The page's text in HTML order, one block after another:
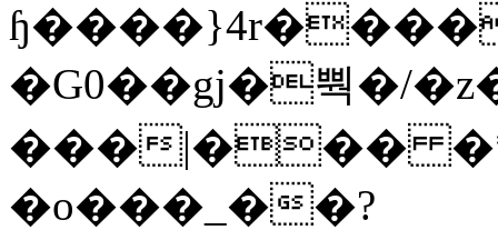
�G0��gj�뿩�/
���|���
�o���_��?